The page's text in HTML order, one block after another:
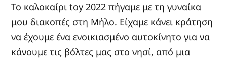
Το καλοκαίρι toy 2022 πήγαμε με τη γυναίκα
μου διακοπές στη Μήλο. Είχαμε κάνει κράτηση
να έχουμε ένα ενοικιασμένο αυτοκίνητο για να
κάνουμε τις βόλτες μας στο νησί, από μια